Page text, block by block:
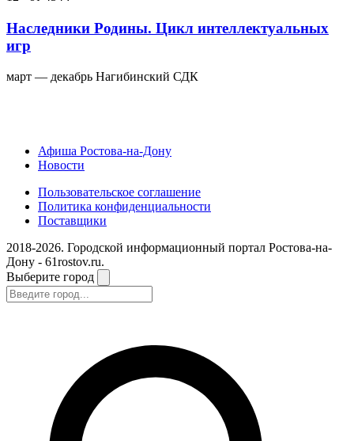
Наследники Родины. Цикл интеллектуальных
игр
март — декабрь Нагибинский СДК
Афиша Ростова-на-Дону
Новости
Пользовательское соглашение
Политика конфиденциальности
Поставщики
2018-2026. Городской информационный портал Ростова-на-
Дону - 61rostov.ru.
Выберите город